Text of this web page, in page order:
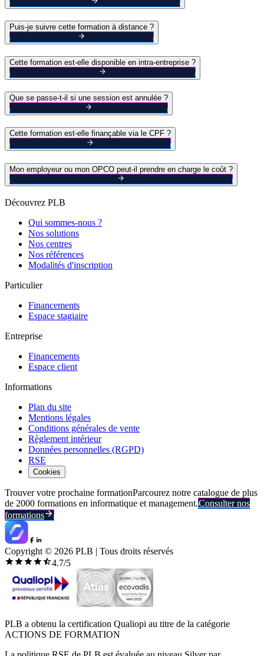
Puis-je suivre cette formation à distance ?
Cette formation est-elle disponible en intra-entreprise ?
Que se passe-t-il si une session est annulée ?
Cette formation est-elle finançable via le CPF ?
Mon employeur ou mon OPCO peut-il prendre en charge le coût ?
Découvrez PLB
Qui sommes-nous ?
Nos solutions
Nos centres
Nos références
Modalités d'inscription
Particulier
Financements
Espace stagiaire
Entreprise
Financements
Espace client
Informations
Plan du site
Mentions légales
Conditions générales de vente
Règlement intérieur
Données personnelles (RGPD)
RSE
Cookies
Trouver votre prochaine formationParcourez notre catalogue de plus
de 2000 formations en informatique et management.Consulter nos
formations
Copyright © 2026 PLB | Tous droits réservés
4.7/5
PLB a obtenu la certification Qualiopi au titre de la catégorie
ACTIONS DE FORMATION